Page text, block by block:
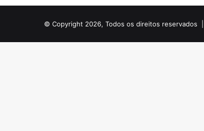
© Copyright 2026, Todos os direitos reservados |